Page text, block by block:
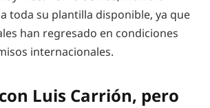
toda su plantilla disponible, ya que
han regresado en condiciones
internacionales.
Luis Carrión, pero